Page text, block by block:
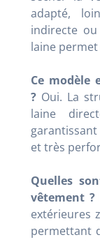
adapté,
indirecte
laine
Ce modèle
? Oui. La
laine
et très
Quelles
vêtement ?
extérieures
permettant